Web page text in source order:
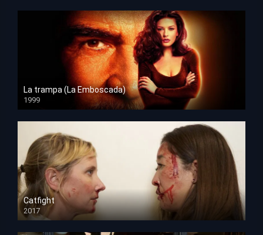
La trampa (La Emboscada)
1999
HD 1080p
Catfight
2017
HD 720p